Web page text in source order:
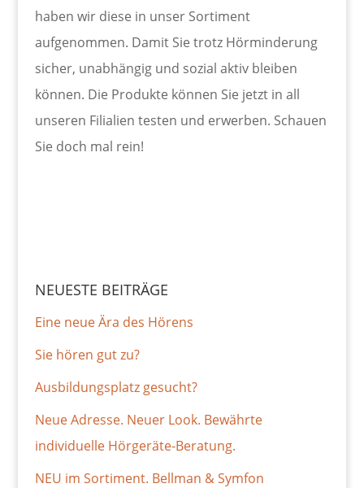
haben wir diese in unser Sortiment
aufgenommen. Damit Sie trotz Hörminderung
sicher, unabhängig und sozial aktiv bleiben
können. Die Produkte können Sie jetzt in all
unseren Filialien testen und erwerben. Schauen
Sie doch mal rein!
NEUESTE BEITRÄGE
Eine neue Ära des Hörens
Sie hören gut zu?
Ausbildungsplatz gesucht?
Neue Adresse. Neuer Look. Bewährte
individuelle Hörgeräte-Beratung.
NEU im Sortiment. Bellman & Symfon